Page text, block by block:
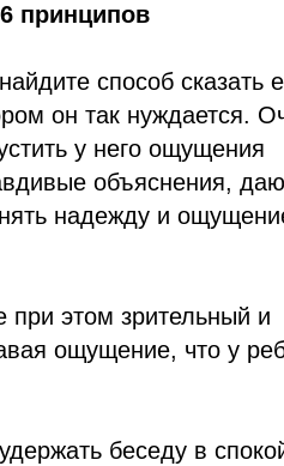
принципов
способ сказать
он так нуждается.
у него ощущения
объяснения,
надежду и
при этом зрительный и
ощущение, что у
беседу в